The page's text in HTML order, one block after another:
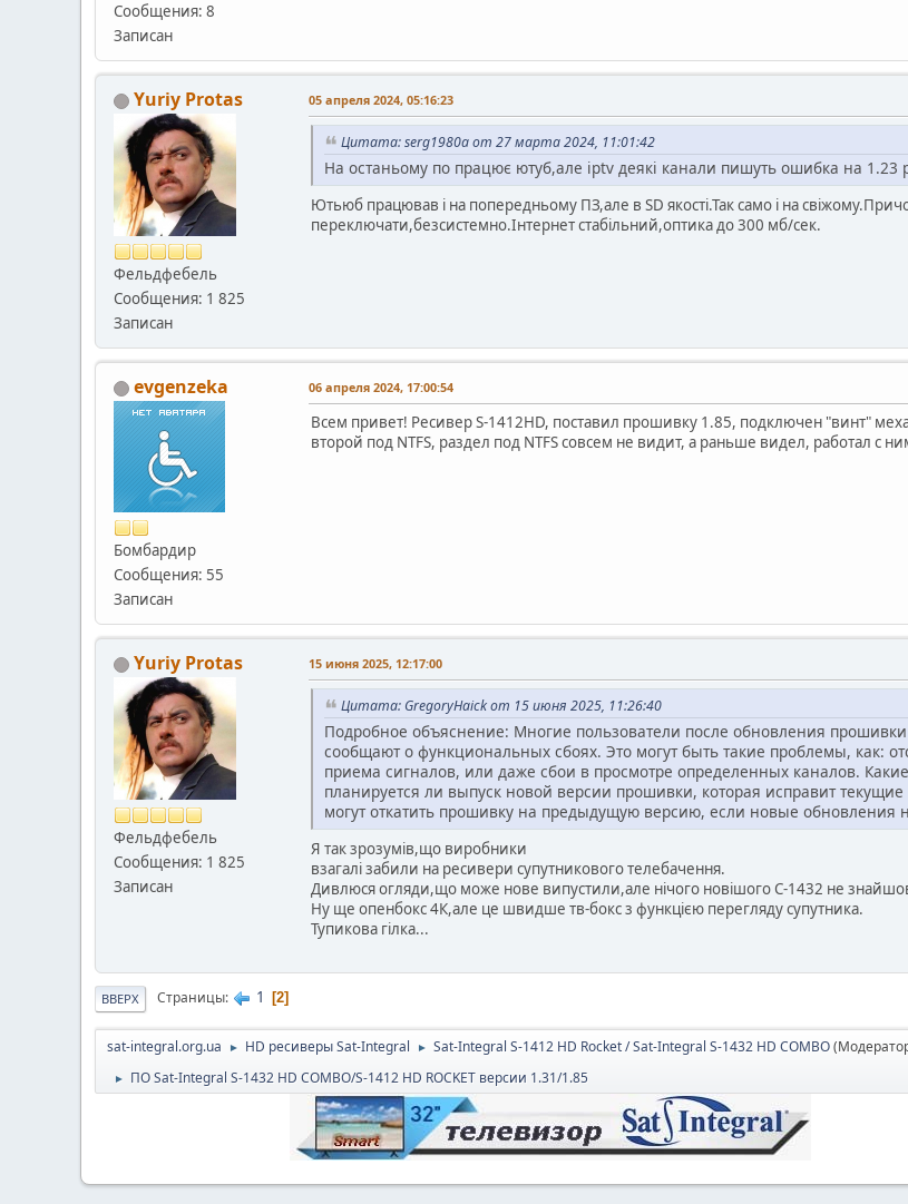
Сообщения: 8
Записан
Yuriy Protas
Фельдфебель
Сообщения: 1 825
Записан
05 апреля 2024, 05:16:23
Цитата: serg1980a от 27 марта 2024, 11:01:42
На останьому по працює ютуб,але iptv деякі канали пишуть ошибка на 1.23
Ютьюб працював і на попередньому ПЗ,але в SD якості.Так само і на
переключати,безсистемно.Інтернет стабільний,оптика до 300 мб/сек.
evgenzeka
Бомбардир
Сообщения: 55
Записан
06 апреля 2024, 17:00:54
Всем привет! Ресивер S-1412HD, поставил прошивку 1.85, подключен "винт"
второй под NTFS, раздел под NTFS совсем не видит, а раньше видел, работал с
Yuriy Protas
Фельдфебель
Сообщения: 1 825
Записан
15 июня 2025, 12:17:00
Цитата: GregoryHaick от 15 июня 2025, 11:26:40
Подробное объяснение: Многие пользователи после обновления
сообщают о функциональных сбоях. Это могут быть такие проблемы, как:
приема сигналов, или даже сбои в просмотре определенных каналов.
планируется ли выпуск новой версии прошивки, которая исправит
могут откатить прошивку на предыдущую версию, если новые обновления
Я так зрозумів,що виробники
взагалі забили на ресивери супутникового телебачення.
Дивлюся огляди,що може нове випустили,але нічого новішого С-1432 не
Ну ще опенбокс 4К,але це швидше тв-бокс з функцією перегляду супутника.
Тупикова гілка...
ВВЕРХ Страницы 1 2
sat-integral.org.ua ► HD ресиверы Sat-Integral ► Sat-Integral S-1412 HD Rocket / Sat-Integral S-1432 HD COMBO
► ПО Sat-Integral S-1432 HD COMBO/S-1412 HD ROCKET версии 1.31/1.85